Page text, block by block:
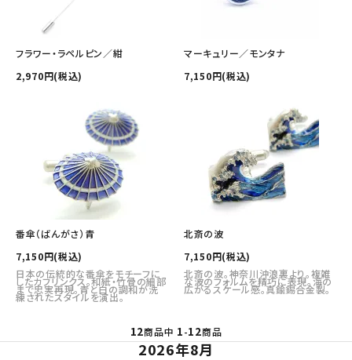
フラワー・ラペルピン／紺
2,970円(税込)
マーキュリー／モンタナ
7,150円(税込)
番傘（ばんがさ）青
7,150円(税込)
日本の伝統的な番傘をモチーフに
したカフリンクス。和紙・竹骨の細部
まで忠実再現。青と白の調和が洗
練されたスタイルを演出。
北斎の波
7,150円(税込)
北斎の波。神奈川沖浪裏より。複雑
な波のフォルムを精巧に表現。海の
広がるスケール感。真鍮錫合金製。
12商品中 1-12商品
2026年8月